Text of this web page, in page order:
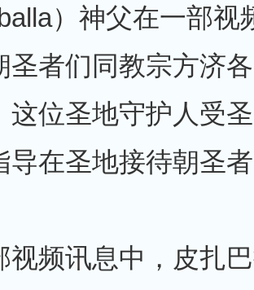
）神父在一部视
圣者们同教宗方济
这位圣地守护人受
导在圣地接待朝圣
视频讯息中，皮扎